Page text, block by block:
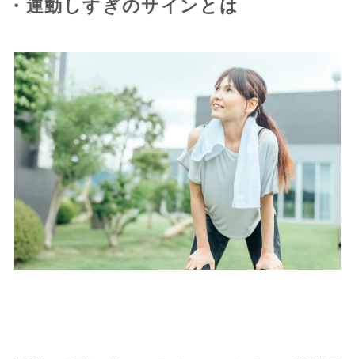
・運動しすぎのサインとは